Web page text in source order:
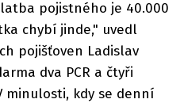
pojistného je 40.000
chybí jinde," uvedl
pojišťoven Ladislav
dva PCR a čtyři
minulosti, kdy se denní